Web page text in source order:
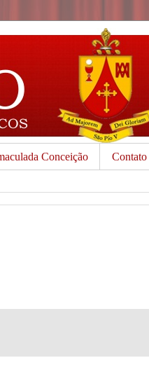
Conceição Contato